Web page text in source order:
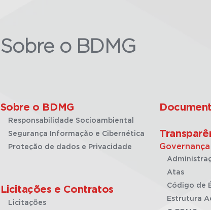
Sobre o BDMG
Sobre o BDMG
Responsabilidade Socioambiental
Segurança Informação e Cibernética
Proteção de dados e Privacidade
Licitações e Contratos
Licitações
Governança
Atas
Código de
Estrutura